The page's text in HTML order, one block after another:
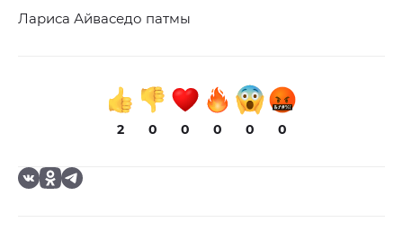
Лариса Айваседо патмы
2 0 0 0 0 0